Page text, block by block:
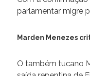
parlamentar migre
Marden Menezes
O também tucano